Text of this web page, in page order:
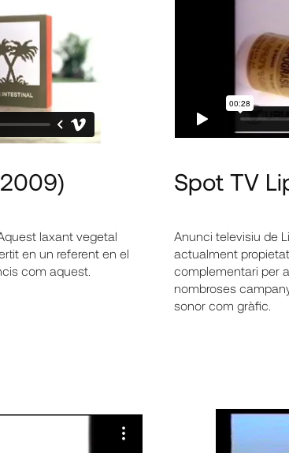
laxant vegetal
en un referent en el
com aquest.
Spot TV
Anunci televisiu de
actualment
complementari per
nombroses
sonor com gràfic.